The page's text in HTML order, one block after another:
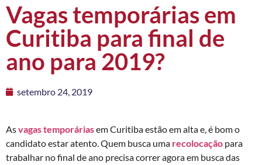
Vagas temporárias em
Curitiba para final de
ano para 2019?
setembro 24, 2019
Asvagas temporáriasem Curitiba estão em alta e, é bom o
candidato estar atento. Quem busca uma recolocação para
trabalhar no final de ano precisa correr agora em busca das